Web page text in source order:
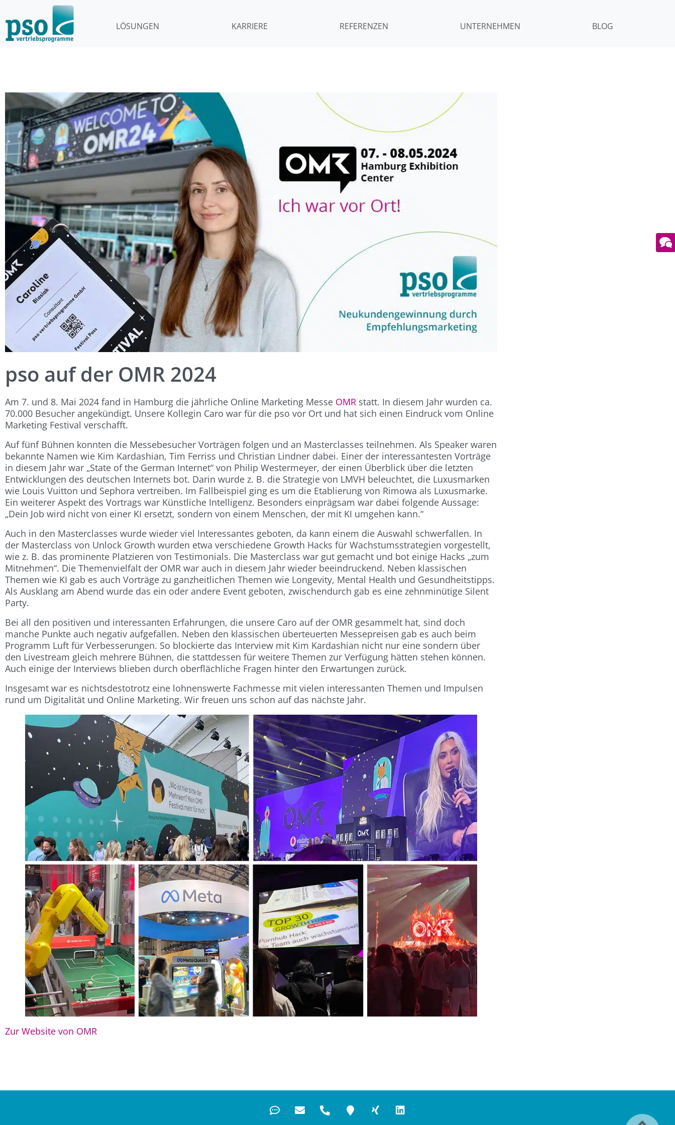
LÖSUNGEN KARRIERE REFERENZEN UNTERNEHMEN BLOG
pso auf der OMR 2024
Am 7. und 8. Mai 2024 fand in Hamburg die jährliche Online Marketing Messe OMR statt. In diesem Jahr wurden ca.
70.000 Besucher angekündigt. Unsere Kollegin Caro war für die pso vor Ort und hat sich einen Eindruck vom Online
Marketing Festival verschafft.
Auf fünf Bühnen konnten die Messebesucher Vorträgen folgen und an Masterclasses teilnehmen. Als Speaker waren
bekannte Namen wie Kim Kardashian, Tim Ferriss und Christian Lindner dabei. Einer der interessantesten Vorträge
in diesem Jahr war „State of the German Internet“ von Philip Westermeyer, der einen Überblick über die letzten
Entwicklungen des deutschen Internets bot. Darin wurde z. B. die Strategie von LMVH beleuchtet, die Luxusmarken
wie Louis Vuitton und Sephora vertreiben. Im Fallbeispiel ging es um die Etablierung von Rimowa als Luxusmarke.
Ein weiterer Aspekt des Vortrags war Künstliche Intelligenz. Besonders einprägsam war dabei folgende Aussage:
„Dein Job wird nicht von einer KI ersetzt, sondern von einem Menschen, der mit KI umgehen kann.“
Auch in den Masterclasses wurde wieder viel Interessantes geboten, da kann einem die Auswahl schwerfallen. In
der Masterclass von Unlock Growth wurden etwa verschiedene Growth Hacks für Wachstumsstrategien vorgestellt,
wie z. B. das prominente Platzieren von Testimonials. Die Masterclass war gut gemacht und bot einige Hacks „zum
Mitnehmen“. Die Themenvielfalt der OMR war auch in diesem Jahr wieder beeindruckend. Neben klassischen
Themen wie KI gab es auch Vorträge zu ganzheitlichen Themen wie Longevity, Mental Health und Gesundheitstipps.
Als Ausklang am Abend wurde das ein oder andere Event geboten, zwischendurch gab es eine zehnminütige Silent
Party.
Bei all den positiven und interessanten Erfahrungen, die unsere Caro auf der OMR gesammelt hat, sind doch
manche Punkte auch negativ aufgefallen. Neben den klassischen überteuerten Messepreisen gab es auch beim
Programm Luft für Verbesserungen. So blockierte das Interview mit Kim Kardashian nicht nur eine sondern über
den Livestream gleich mehrere Bühnen, die stattdessen für weitere Themen zur Verfügung hätten stehen können.
Auch einige der Interviews blieben durch oberflächliche Fragen hinter den Erwartungen zurück.
Insgesamt war es nichtsdestotrotz eine lohnenswerte Fachmesse mit vielen interessanten Themen und Impulsen
rund um Digitalität und Online Marketing. Wir freuen uns schon auf das nächste Jahr.
Zur Website von OMR